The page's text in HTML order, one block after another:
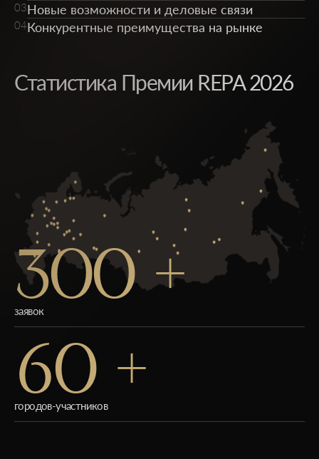
03Новые возможности и деловые связи
04Конкурентные преимущества на рынке
Статистика Премии REPA 2026
300 +
заявок
60 +
городов-участников